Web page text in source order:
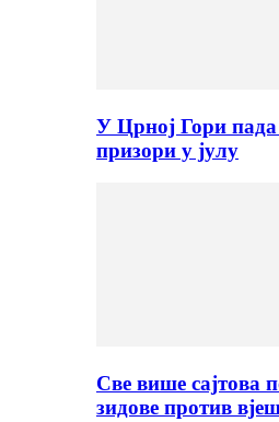
У Црној Гори пада
призори у јулу
Све више сајтова
зидове против